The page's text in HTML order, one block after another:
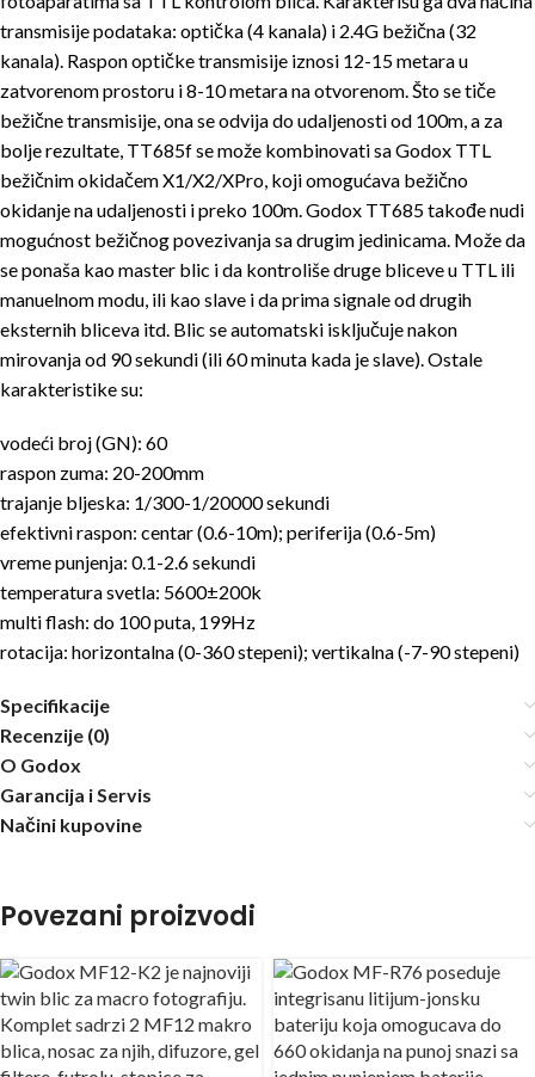
transmisije podataka: optička (4 kanala) i 2.4G bežična (32
kanala). Raspon optičke transmisije iznosi 12-15 metara u
zatvorenom prostoru i 8-10 metara na otvorenom. Što se tiče
bežične transmisije, ona se odvija do udaljenosti od 100m, a za
bolje rezultate, TT685f se može kombinovati sa Godox TTL
bežičnim okidačem X1/X2/XPro, koji omogućava bežično
okidanje na udaljenosti i preko 100m. Godox TT685 takođe nudi
mogućnost bežičnog povezivanja sa drugim jedinicama. Može da
se ponaša kao master blic i da kontroliše druge bliceve u TTL ili
manuelnom modu, ili kao slave i da prima signale od drugih
eksternih bliceva itd. Blic se automatski isključuje nakon
mirovanja od 90 sekundi (ili 60 minuta kada je slave). Ostale
karakteristike su:
vodeći broj (GN): 60
raspon zuma: 20-200mm
trajanje bljeska: 1/300-1/20000 sekundi
efektivni raspon: centar (0.6-10m); periferija (0.6-5m)
vreme punjenja: 0.1-2.6 sekundi
temperatura svetla: 5600±200k
multi flash: do 100 puta, 199Hz
rotacija: horizontalna (0-360 stepeni); vertikalna (-7-90 stepeni)
Specifikacije
Recenzije (0)
O Godox
Garancija i Servis
Načini kupovine
Povezani proizvodi